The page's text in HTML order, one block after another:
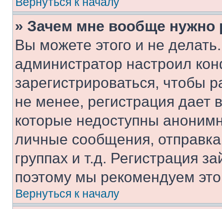
» Зачем мне вообще нужно
Вы можете этого и не
администратор настроил
зарегистрироваться, чтобы
не менее, регистрация
которые недоступны
личные сообщения,
группах и т.д. Регистрация
поэтому мы рекомендуем
Вернуться к началу